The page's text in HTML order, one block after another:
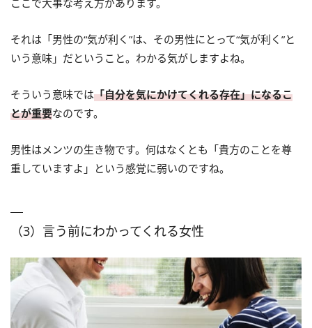
ここで大事な考え方があります。
それは「男性の“気が利く”は、その男性にとって“気が利く”と
いう意味」だということ。わかる気がしますよね。
そういう意味では「自分を気にかけてくれる存在」になるこ
とが重要なのです。
男性はメンツの生き物です。何はなくとも「貴方のことを尊
重していますよ」という感覚に弱いのですね。
（3）言う前にわかってくれる女性